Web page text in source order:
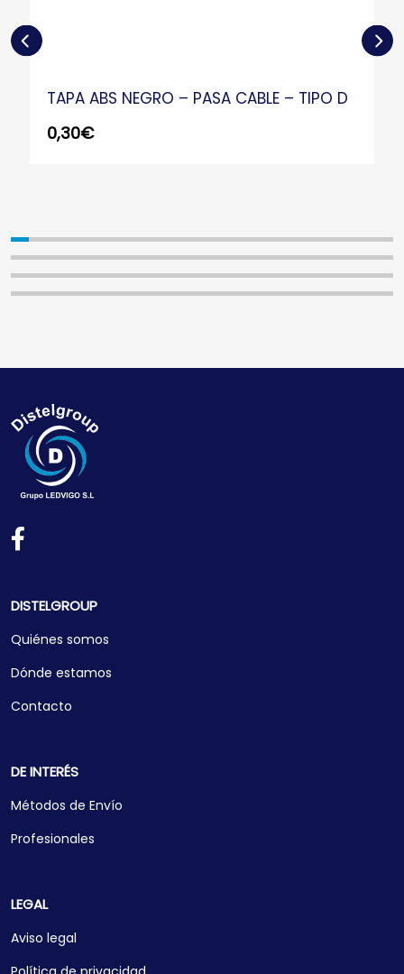
TAPA ABS NEGRO – PASA CABLE – TIPO D
0,30€
DISTELGROUP
Quiénes somos
Dónde estamos
Contacto
DE INTERÉS
Métodos de Envío
Profesionales
LEGAL
Aviso legal